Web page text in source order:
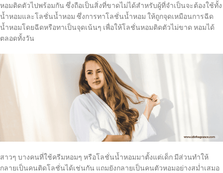
หอมติดตัวไปพร้อมกัน ซึ่งถือเป็นสิ่งที่ขาดไม่ได้สำหรับผู้ที่จำเป็นจะต้องใช้ทั้ง
น้ำหอมและโลชั่นน้ำหอม ซึ่งการทาโลชั่นน้ำหอม ให้ถูกจุดเหมือนการฉีด
น้ำหอมโดยฉีดหรือทาเป็นจุดเน้นๆ เพื่อให้โลชั่นหอมติดตัวไม่ขาด หอมได้
ตลอดทั้งวัน
สาวๆ บางคนที่ใช้ครีมหอมๆ หรือโลชั่นน้ำหอมมาตั้งแต่เด็ก มีส่วนทำให้
กลายเป็นคนติดโลชั่นได้เช่นกัน แถมยังกลายเป็นคนตัวหอมอย่างสม่ำเสมอ